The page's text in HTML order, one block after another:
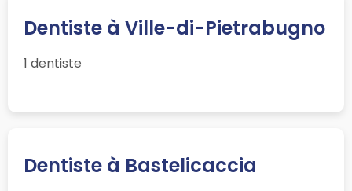
Dentiste à Ville-di-Pietrabugno
1 dentiste
Dentiste à Bastelicaccia